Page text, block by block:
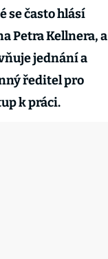
se často hlásí
Petra Kellnera, a
jednání a
ředitel pro
k práci.